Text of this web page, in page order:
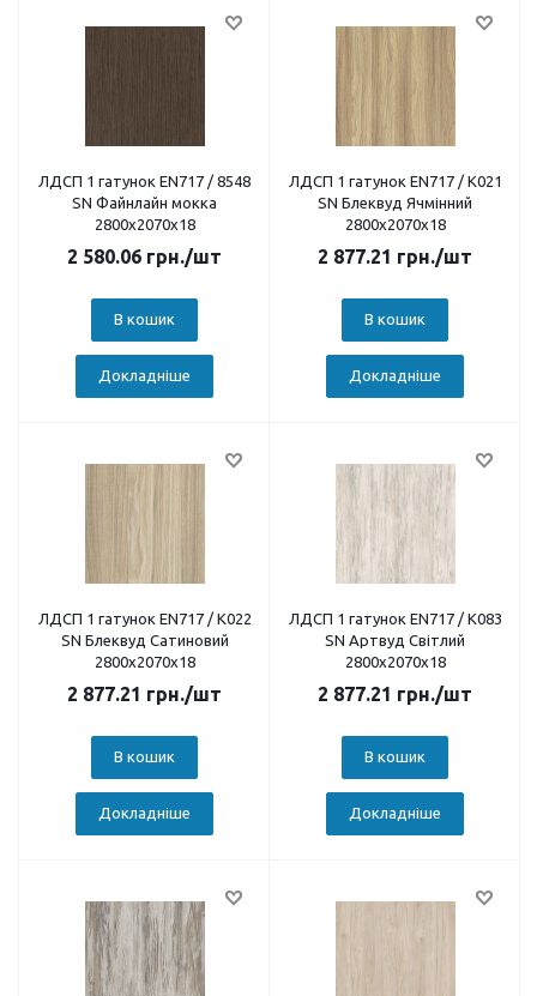
ЛДСП 1 гатунок EN717 / 8548
SN Файнлайн мокка
2800х2070х18
2 580.06 грн./шт
В кошик
Докладніше
ЛДСП 1 гатунок EN717 / K021
SN Блеквуд Ячмінний
2800х2070х18
2 877.21 грн./шт
В кошик
Докладніше
ЛДСП 1 гатунок EN717 / K022
SN Блеквуд Сатиновий
2800х2070х18
2 877.21 грн./шт
В кошик
Докладніше
ЛДСП 1 гатунок EN717 / K083
SN Артвуд Світлий
2800х2070х18
2 877.21 грн./шт
В кошик
Докладніше